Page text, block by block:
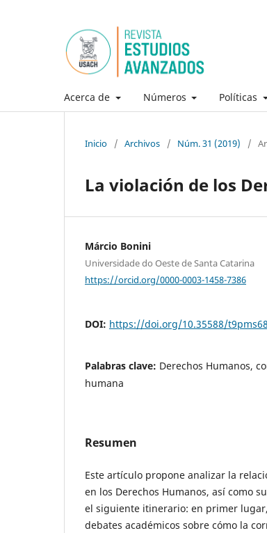
Acerca de Números Políticas
Inicio / Archivos / Núm. 31 (2019) /
La violación de los
Márcio Bonini
Universidade do Oeste de Santa Catarina
https://orcid.org/0000-0003-1458-7386
DOI: https://doi.org/10.35588/
Palabras clave: Derechos Humanos,
humana
Resumen
Este artículo propone analizar la
en los Derechos Humanos, así como
el siguiente itinerario: en primer
debates académicos sobre cómo la